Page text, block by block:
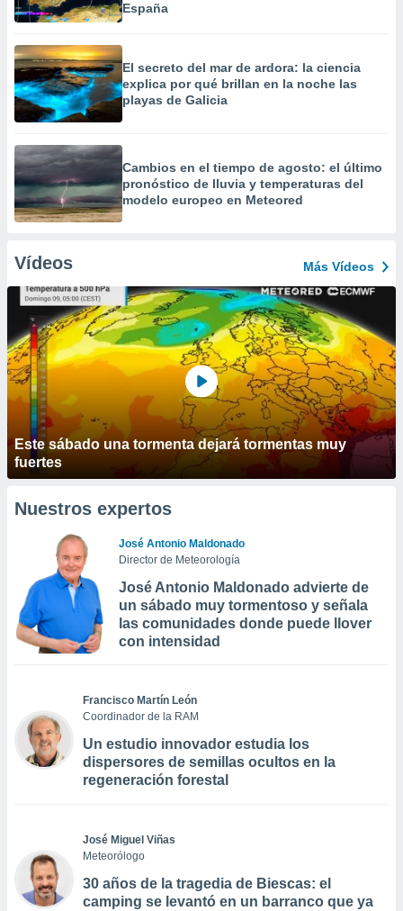
España
El secreto del mar de ardora: la ciencia
explica por qué brillan en la noche las
playas de Galicia
Cambios en el tiempo de agosto: el último
pronóstico de lluvia y temperaturas del
modelo europeo en Meteored
Vídeos Más Vídeos
Este sábado una tormenta dejará tormentas muy
fuertes
Nuestros expertos
José Antonio Maldonado
Director de Meteorología
José Antonio Maldonado advierte de
un sábado muy tormentoso y señala
las comunidades donde puede llover
con intensidad
Francisco Martín León
Coordinador de la RAM
Un estudio innovador estudia los
dispersores de semillas ocultos en la
regeneración forestal
José Miguel Viñas
Meteorólogo
30 años de la tragedia de Biescas: el
camping se levantó en un barranco que ya